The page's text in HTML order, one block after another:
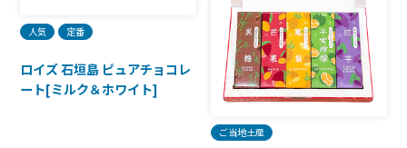
人気 定番
ロイズ 石垣島 ピュアチョコレ
ート[ミルク＆ホワイト]
ご当地土産